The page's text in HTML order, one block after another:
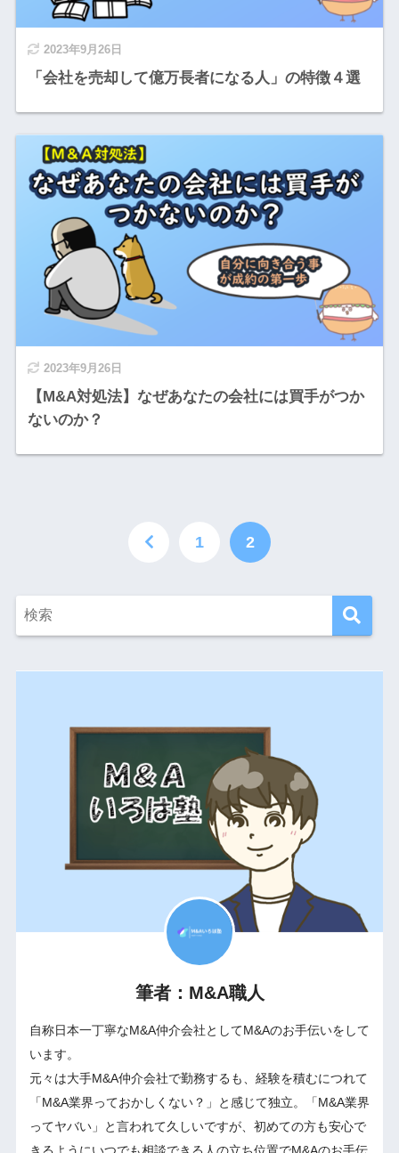
2023年9月26日
「会社を売却して億万長者になる人」の特徴４選
2023年9月26日
【M&A対処法】なぜあなたの会社には買手がつか
ないのか？
1 2
筆者：M&A職人
自称日本一丁寧なM&A仲介会社としてM&Aのお手伝いをして
います。
元々は大手M&A仲介会社で勤務するも、経験を積むにつれて
「M&A業界っておかしくない？」と感じて独立。「M&A業界
ってヤバい」と言われて久しいですが、初めての方も安心で